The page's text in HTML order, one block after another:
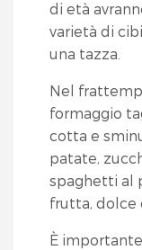
di età
varietà di
una tazza.
Nel
formaggio
cotta e
patate,
spaghetti al
frutta, dolce
È